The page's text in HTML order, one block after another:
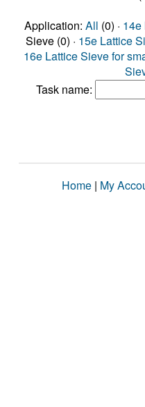
Application: All (0) · 14e
Sieve (0) · 15e Lattice
16e Lattice Sieve for
Task name:
Home | My